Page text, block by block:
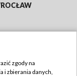
zgody na
i zbierania danych,